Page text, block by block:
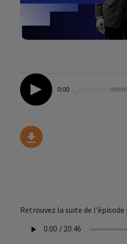
0:00
Retrouvez la suite de l'épisode